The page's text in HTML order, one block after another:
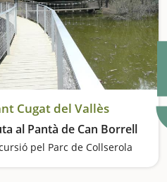
Cugat del Vallès
al Pantà de Can Borrell
pel Parc de Collserola